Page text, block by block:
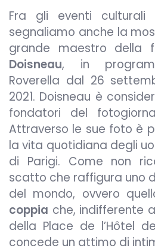
Fra gli eventi
segnaliamo anche la
grande maestro della
Doisneau, in
Roverella dal 26
2021. Doisneau è
fondatori del
Attraverso le sue foto è
la vita quotidiana degli
di Parigi. Come non
scatto che raffigura uno
del mondo, ovvero
coppia che, indifferente
della Place de l’Hôtel
concede un attimo di